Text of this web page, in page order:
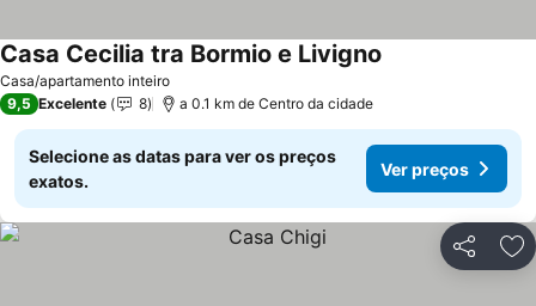
Casa/apartamento inteiro
Casa Cecilia tra Bormio e Livigno
9,5 Excelente 8 a 0.1 km de Centro da cidade
Selecione as datas para ver os preços
exatos.
Ver preços
Partilhar